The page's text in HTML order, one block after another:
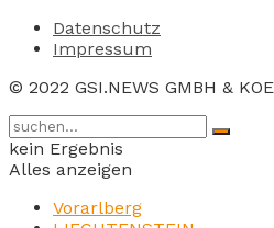
Datenschutz
Impressum
© 2022 GSI.NEWS GMBH &
kein Ergebnis
Alles anzeigen
Vorarlberg